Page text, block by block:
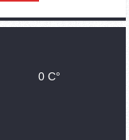
Հայաստան
ում՝ մինչև
0 C°